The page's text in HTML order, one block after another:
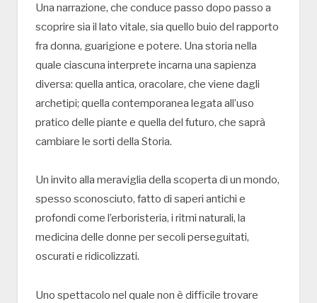
Una narrazione, che conduce passo dopo passo a
scoprire sia il lato vitale, sia quello buio del rapporto
fra donna, guarigione e potere. Una storia nella
quale ciascuna interprete incarna una sapienza
diversa: quella antica, oracolare, che viene dagli
archetipi; quella contemporanea legata all’uso
pratico delle piante e quella del futuro, che saprà
cambiare le sorti della Storia.
Un invito alla meraviglia della scoperta di un mondo,
spesso sconosciuto, fatto di saperi antichi e
profondi come l’erboristeria, i ritmi naturali, la
medicina delle donne per secoli perseguitati,
oscurati e ridicolizzati.
Uno spettacolo nel quale non è difficile trovare